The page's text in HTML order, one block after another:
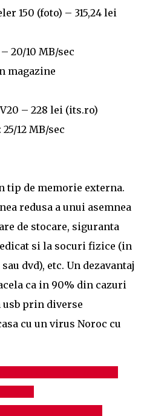
150 (foto) – 315,24 lei
20/10 MB/sec
magazine
– 228 lei (its.ro)
12 MB/sec
tip de memorie externa.
redusa a unui asemnea
de stocare, siguranta
si la socuri fizice (in
dvd), etc. Un dezavantaj
ca in 90% din cazuri
usb prin diverse
cu un virus Noroc cu